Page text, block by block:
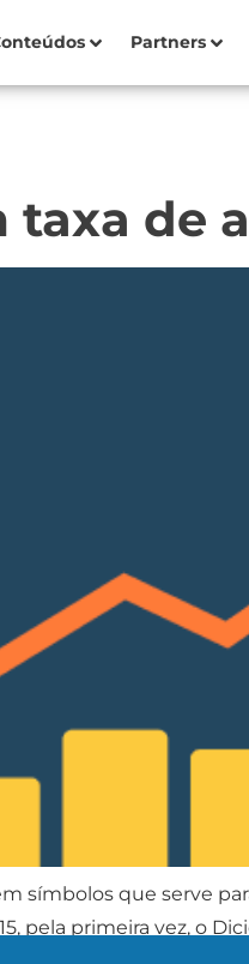
Partners
de
símbolos que serve
pela primeira vez, o